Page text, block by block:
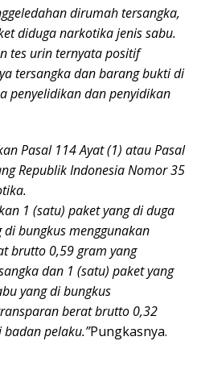
dirumah tersangka,
diduga narkotika jenis sabu.
tes urin ternyata positif
tersangka dan barang bukti di
penyelidikan dan penyidikan
Pasal 114 Ayat (1) atau Pasal
Republik Indonesia Nomor 35
1 (satu) paket yang di duga
bungkus menggunakan
brutto 0,59 gram yang
dan 1 (satu) paket yang
yang di bungkus
berat brutto 0,32
pelaku.”Pungkasnya.